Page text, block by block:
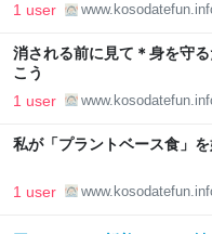
1 user
消される前に見て＊身を守
こう
1 user
私が「プラントベース食」
1 user